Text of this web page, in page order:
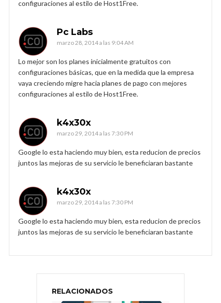
configuraciones al estilo de Host1Free.
Pc Labs
marzo 28, 2014 a las 9:04 AM
Lo mejor son los planes inicialmente gratuitos con
configuraciones básicas, que en la medida que la empresa
vaya creciendo migre hacia planes de pago con mejores
configuraciones al estilo de Host1Free.
k4x30x
marzo 29, 2014 a las 7:30 PM
Google lo esta haciendo muy bien, esta reducion de precios
juntos las mejoras de su servicio le beneficiaran bastante
k4x30x
marzo 29, 2014 a las 7:30 PM
Google lo esta haciendo muy bien, esta reducion de precios
juntos las mejoras de su servicio le beneficiaran bastante
RELACIONADOS